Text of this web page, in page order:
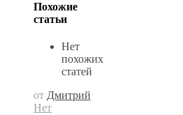
Похожие
статьи
Нет
похожих
статей
от Дмитрий
Нет